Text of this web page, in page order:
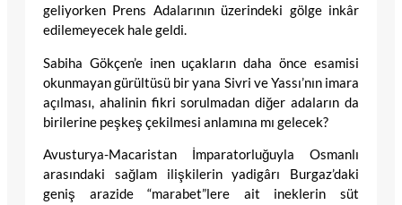
geliyorken Prens Adalarının üzerindeki gölge inkâr
edilemeyecek hale geldi.
Sabiha Gökçen’e inen uçakların daha önce esamisi
okunmayan gürültüsü bir yana Sivri ve Yassı’nın imara
açılması, ahalinin fikri sorulmadan diğer adaların da
birilerine peşkeş çekilmesi anlamına mı gelecek?
Avusturya-Macaristan İmparatorluğuyla Osmanlı
arasındaki sağlam ilişkilerin yadigârı Burgaz’daki
geniş arazide “marabet”lere ait ineklerin süt